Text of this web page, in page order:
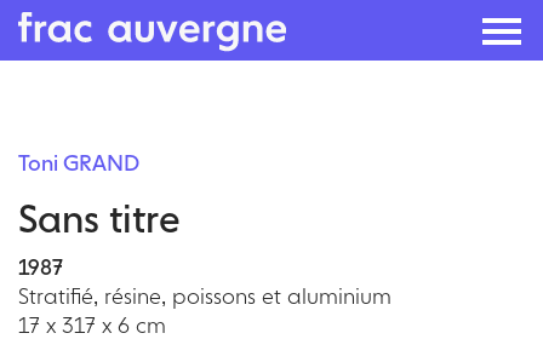
to
content
Toni GRAND
Sans titre
1987
Stratifié, résine, poissons et aluminium
17 x 317 x 6 cm